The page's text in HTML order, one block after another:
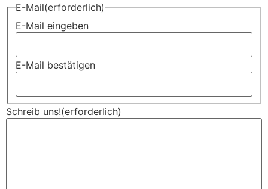
E-Mail(erforderlich)
E-Mail eingeben
E-Mail bestätigen
Schreib uns!(erforderlich)